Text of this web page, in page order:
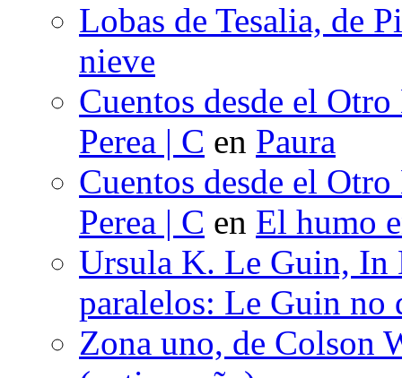
Lobas de Tesalia, de
nieve
Cuentos desde el
Perea | C en Paura
Cuentos desde el
Perea | C en El humo
Ursula K. Le Guin, In
paralelos: Le Guin no
Zona uno, de Colson